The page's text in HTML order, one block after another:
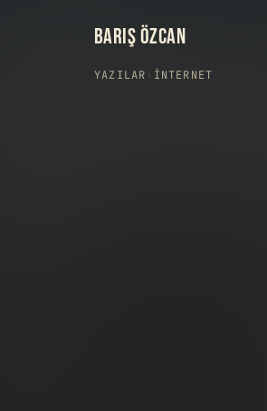
BARIŞ ÖZCAN
YAZILAR › İNTERNET